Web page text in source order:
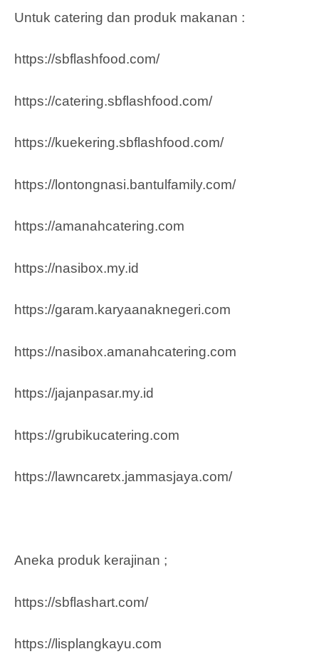
Untuk catering dan produk makanan :
https://sbflashfood.com/
https://catering.sbflashfood.com/
https://kuekering.sbflashfood.com/
https://lontongnasi.bantulfamily.com/
https://amanahcatering.com
https://nasibox.my.id
https://garam.karyaanaknegeri.com
https://nasibox.amanahcatering.com
https://jajanpasar.my.id
https://grubikucatering.com
https://lawncaretx.jammasjaya.com/
Aneka produk kerajinan ;
https://sbflashart.com/
https://lisplangkayu.com